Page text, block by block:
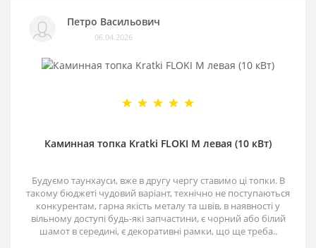
Петро Васильович
06.04.2026
Каминная топка Kratki FLOKI M левая (10 кВт)
Будуємо таунхауси, вже в другу чергу ставимо ці топки. В
такому бюджеті чудовий варіант, технічно не поступаються
конкурентам, гарна якість металу та швів, в наявності у
вільному доступі будь-які запчастини, є чорний або білий
шамот в середині, є декоративні рамки, що ще треба..